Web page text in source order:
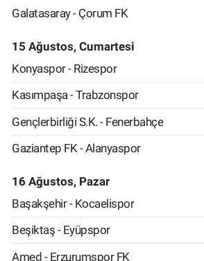
Galatasaray - Çorum FK
15 Ağustos, Cumartesi
Konyaspor - Rizespor
Kasımpaşa - Trabzonspor
Gençlerbirliği S.K. - Fenerbahçe
Gaziantep FK - Alanyaspor
16 Ağustos, Pazar
Başakşehir - Kocaelispor
Beşiktaş - Eyüpspor
Amed - Erzurumspor FK